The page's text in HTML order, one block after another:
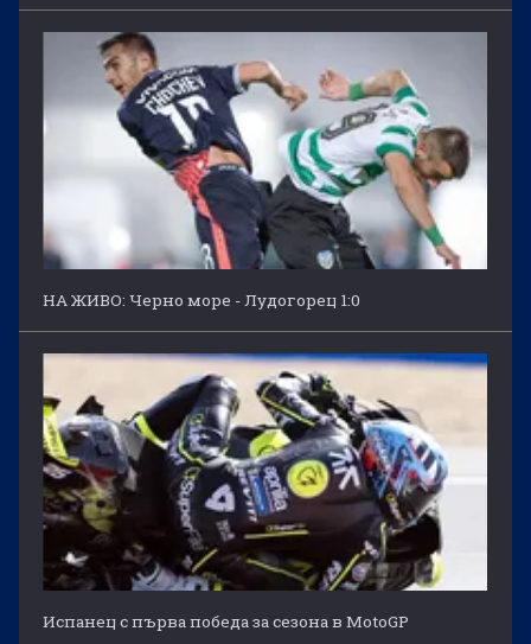
НА ЖИВО: Черно море - Лудогорец 1:0
Испанец с първа победа за сезона в MotoGP